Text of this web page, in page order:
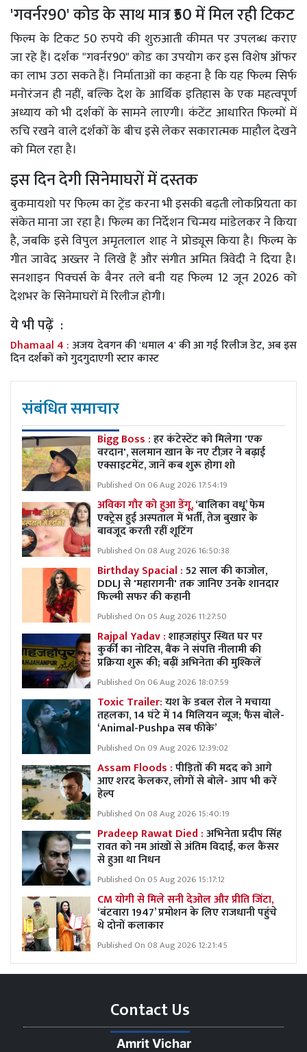
'गवर्नर90' कोड के साथ मात्र ₹50 में मिल रही टिकट
फिल्म के टिकट 50 रुपये की शुरुआती कीमत पर उपलब्ध कराए
जा रहे हैं। दर्शक "गवर्नर90" कोड का उपयोग कर इस विशेष ऑफर
का लाभ उठा सकते हैं। निर्माताओं का कहना है कि यह फिल्म सिर्फ
मनोरंजन ही नहीं, बल्कि देश के आर्थिक इतिहास के एक महत्वपूर्ण
अध्याय को भी दर्शकों के सामने लाएगी। कंटेंट आधारित फिल्मों में
रुचि रखने वाले दर्शकों के बीच इसे लेकर सकारात्मक माहौल देखने
को मिल रहा है।
इस दिन देगी सिनेमाघरों में दस्तक
बुकमायशो पर फिल्म का ट्रेंड करना भी इसकी बढ़ती लोकप्रियता का
संकेत माना जा रहा है। फिल्म का निर्देशन चिन्मय मांडेलकर ने किया
है, जबकि इसे विपुल अमृतलाल शाह ने प्रोड्यूस किया है। फिल्म के
गीत जावेद अख्तर ने लिखे हैं और संगीत अमित त्रिवेदी ने दिया है।
सनशाइन पिक्चर्स के बैनर तले बनी यह फिल्म 12 जून 2026 को
देशभर के सिनेमाघरों में रिलीज होगी।
ये भी पढ़ें :
Dhamaal 4 : अजय देवगन की 'धमाल 4' की आ गई रिलीज डेट, अब इस
दिन दर्शकों को गुदगुदाएगी स्टार कास्ट
संबंधित समाचार
Bigg Boss :हर कंटेस्टेंट को मिलेगा 'एक
वरदान', सलमान खान के नए टीज़र ने बढ़ाई
एक्साइटमेंट, जानें कब शुरू होगा शो
Published On 06 Aug 2026 17:54:19
अविका गौर को हुआ डेंगू,‘बालिका वधू’ फेम
एक्ट्रेस हुई अस्पताल में भर्ती, तेज बुखार के
बावजूद करती रहीं शूटिंग
Published On 08 Aug 2026 16:50:38
Birthday Spacial :52 साल की काजोल,
DDLJ से 'महारागनी' तक जानिए उनके शानदार
फिल्मी सफर की कहानी
Published On 05 Aug 2026 11:27:50
Rajpal Yadav :शाहजहांपुर स्थित घर पर
कुर्की का नोटिस, बैंक ने संपत्ति नीलामी की
प्रक्रिया शुरू की; बढ़ीं अभिनेता की मुश्किलें
Published On 06 Aug 2026 18:07:59
Toxic Trailer:यश के डबल रोल ने मचाया
तहलका, 14 घंटे में 14 मिलियन व्यूज; फैंस बोले-
‘Animal-Pushpa सब फीके’
Published On 09 Aug 2026 12:39:02
Assam Floods :पीड़ितों की मदद को आगे
आए शरद केलकर, लोगों से बोले- आप भी करें
हेल्प
Published On 08 Aug 2026 15:40:19
Pradeep Rawat Died :अभिनेता प्रदीप सिंह
रावत को नम आंखों से अंतिम विदाई, कल कैंसर
से हुआ था निधन
Published On 05 Aug 2026 15:17:12
CM योगी से मिले सनी देओल और प्रीति जिंटा,
‘बंटवारा 1947’ प्रमोशन के लिए राजधानी पहुंचे
थे दोनों कलाकार
Published On 08 Aug 2026 12:21:45
Contact Us
Amrit Vichar